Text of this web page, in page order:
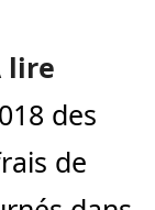
lire
des
de